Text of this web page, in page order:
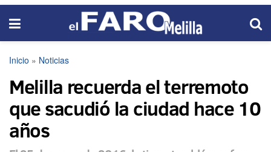
Inicio » Noticias
Melilla recuerda el terremoto
que sacudió la ciudad hace 10
años